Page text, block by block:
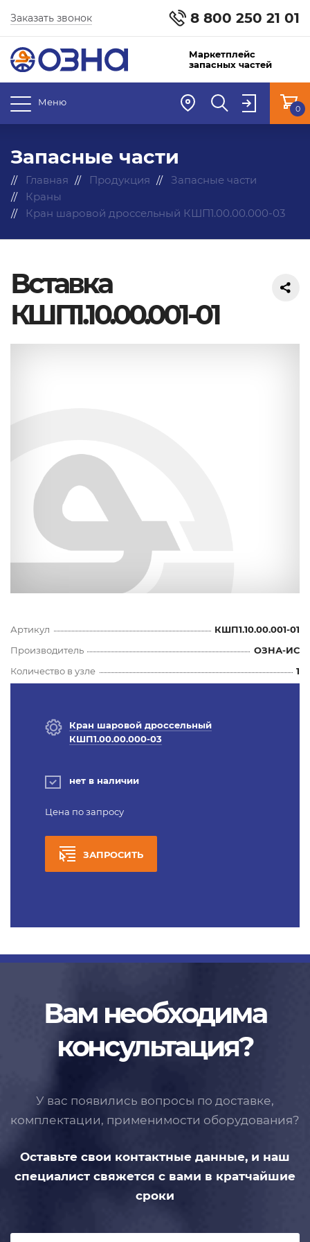
8 800 250 21 01
Заказать звонок
Маркетплейс
запасных частей
Меню
0
Запасные части
Главная Продукция
Запасные части
Краны
Кран шаровой дроссельный КШП1.00.00.000-03
Вставка
КШП1.10.00.001-01
Артикул
КШП1.10.00.001-01
Производитель
ОЗНА-ИС
Количество в узле
1
Кран шаровой дроссельный
КШП1.00.00.000-03
нет в наличии
Цена по запросу
ЗАПРОСИТЬ
Вам необходима
консультация?
У вас появились вопросы по доставке,
комплектации, применимости оборудования?
Оставьте свои контактные данные, и наш
специалист свяжется с вами в кратчайшие
сроки